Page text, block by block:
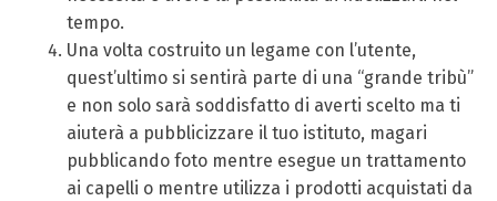
tempo.
Una volta costruito un legame con l’utente,
quest’ultimo si sentirà parte di una “grande tribù”
e non solo sarà soddisfatto di averti scelto ma ti
aiuterà a pubblicizzare il tuo istituto, magari
pubblicando foto mentre esegue un trattamento
ai capelli o mentre utilizza i prodotti acquistati da